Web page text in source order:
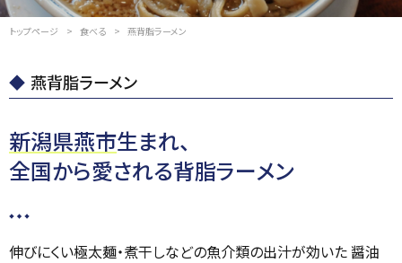
トップページ 食べる 燕背脂ラーメン
燕背脂ラーメン
新潟県燕市生まれ、
全国から愛される背脂ラーメン
伸びにくい極太麺・煮干しなどの魚介類の出汁が効いた醤油